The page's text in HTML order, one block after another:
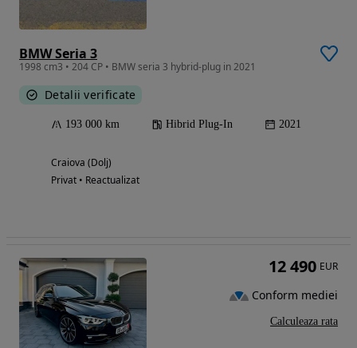
BMW Seria 3
1998 cm3 • 204 CP • BMW seria 3 hybrid-plug in 2021
Detalii verificate
193 000 km Hibrid Plug-In 2021
Craiova (Dolj)
Privat • Reactualizat
12 490 EUR
Conform mediei
Calculeaza rata